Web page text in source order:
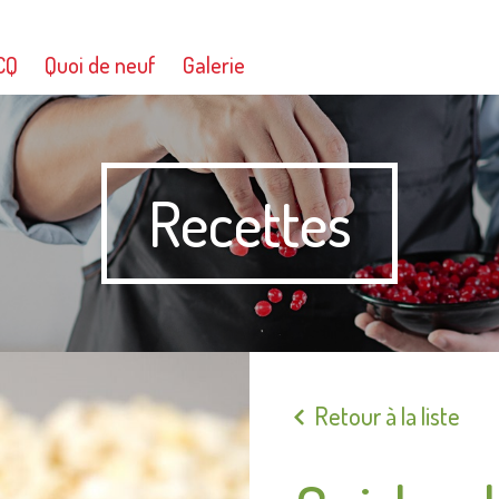
Quoi de neuf Galerie
Recettes
Retour à la liste